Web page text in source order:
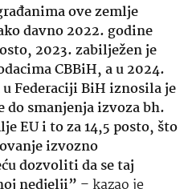
ove zemlje
davno 2022. godine
2023. zabilježen je
CBBiH, a u 2024.
Federaciji BiH iznosila je
do smanjenja izvoza bh.
EU i to za 14,5 posto, što
izvozno
dozvoliti da se taj